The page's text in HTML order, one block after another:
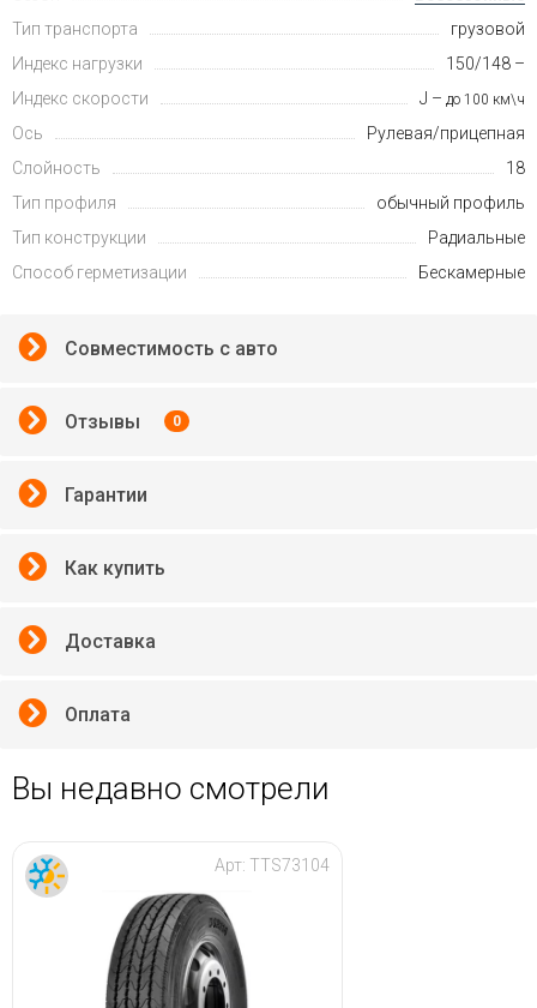
Тип транспорта
грузовой
Индекс нагрузки
150/148 –
Индекс скорости
J – до 100 км\ч
Ось
Рулевая/прицепная
Слойность
18
Тип профиля
обычный профиль
Тип конструкции
Радиальные
Способ герметизации
Бескамерные
Совместимость с авто
Отзывы 0
Гарантии
Как купить
Доставка
Оплата
Вы недавно смотрели
Арт: TTS73104